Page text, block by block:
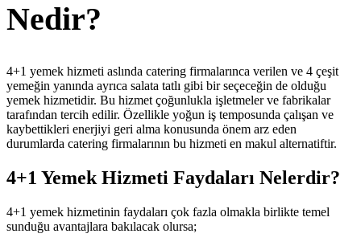
Nedir?
4+1 yemek hizmeti aslında catering firmalarınca verilen ve 4 çeşit
yemeğin yanında ayrıca salata tatlı gibi bir seçeceğin de olduğu
yemek hizmetidir. Bu hizmet çoğunlukla işletmeler ve fabrikalar
tarafından tercih edilir. Özellikle yoğun iş temposunda çalışan ve
kaybettikleri enerjiyi geri alma konusunda önem arz eden
durumlarda catering firmalarının bu hizmeti en makul alternatiftir.
4+1 Yemek Hizmeti Faydaları Nelerdir?
4+1 yemek hizmetinin faydaları çok fazla olmakla birlikte temel
sunduğu avantajlara bakılacak olursa;